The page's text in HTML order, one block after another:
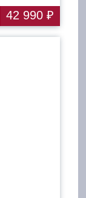
42 990 ₽